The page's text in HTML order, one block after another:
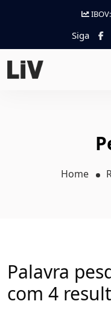
IBOV:
Siga
Home
Palavra
com 4